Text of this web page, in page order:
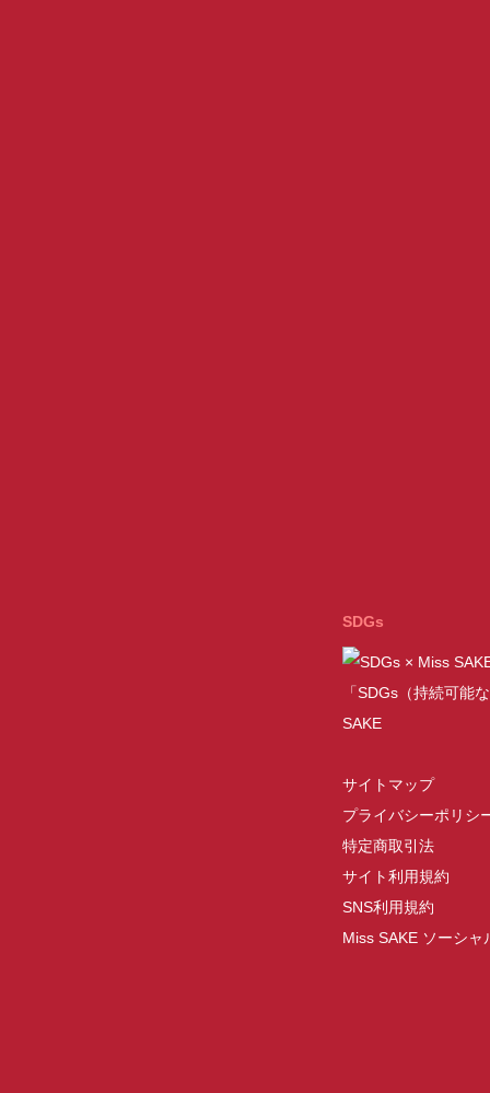
SDGs
「SDGs（持続可能
SAKE
サイトマップ
プライバシーポリシ
特定商取引法
サイト利用規約
SNS利用規約
Miss SAKE ソーシ